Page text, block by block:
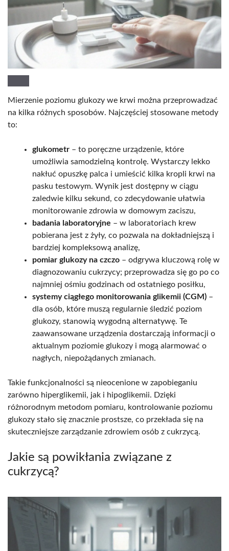
Mierzenie poziomu glukozy we krwi można przeprowadzać
na kilka różnych sposobów. Najczęściej stosowane metody
to:
glukometr – to poręczne urządzenie, które
umożliwia samodzielną kontrolę. Wystarczy lekko
nakłuć opuszkę palca i umieścić kilka kropli krwi na
pasku testowym. Wynik jest dostępny w ciągu
zaledwie kilku sekund, co zdecydowanie ułatwia
monitorowanie zdrowia w domowym zaciszu,
badania laboratoryjne – w laboratoriach krew
pobierana jest z żyły, co pozwala na dokładniejszą i
bardziej kompleksową analizę,
pomiar glukozy na czczo – odgrywa kluczową rolę w
diagnozowaniu cukrzycy; przeprowadza się go po co
najmniej ośmiu godzinach od ostatniego posiłku,
systemy ciągłego monitorowania glikemii (CGM) –
dla osób, które muszą regularnie śledzić poziom
glukozy, stanowią wygodną alternatywę. Te
zaawansowane urządzenia dostarczają informacji o
aktualnym poziomie glukozy i mogą alarmować o
nagłych, niepożądanych zmianach.
Takie funkcjonalności są nieocenione w zapobieganiu
zarówno hiperglikemii, jak i hipoglikemii. Dzięki
różnorodnym metodom pomiaru, kontrolowanie poziomu
glukozy stało się znacznie prostsze, co przekłada się na
skuteczniejsze zarządzanie zdrowiem osób z cukrzycą.
Jakie są powikłania związane z
cukrzycą?